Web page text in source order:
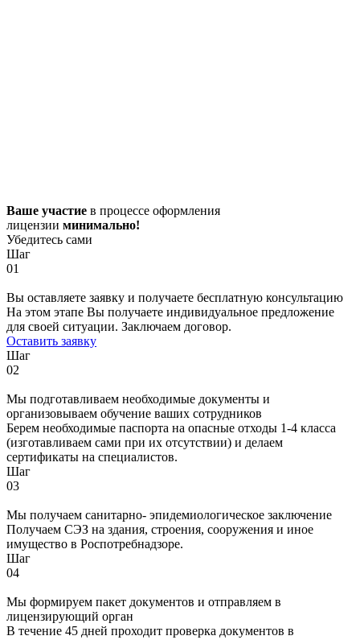
Ваше участие в процессе оформления
лицензии минимально!
Убедитесь сами
Шаг
01
Вы оставляете заявку и получаете бесплатную консультацию
На этом этапе Вы получаете индивидуальное предложение
для своей ситуации. Заключаем договор.
Оставить заявку
Шаг
02
Мы подготавливаем необходимые документы и
организовываем обучение ваших сотрудников
Берем необходимые паспорта на опасные отходы 1-4 класса
(изготавливаем сами при их отсутствии) и делаем
сертификаты на специалистов.
Шаг
03
Мы получаем санитарно- эпидемиологическое заключение
Получаем СЭЗ на здания, строения, сооружения и иное
имущество в Роспотребнадзоре.
Шаг
04
Мы формируем пакет документов и отправляем в
лицензирующий орган
В течение 45 дней проходит проверка документов в